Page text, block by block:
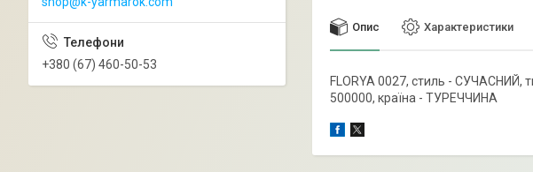
Опис Характеристики
FLORYA 0027, стиль - СУЧАСНИЙ,
500000, країна - ТУРЕЧЧИНА
+380 (67) 460-50-53